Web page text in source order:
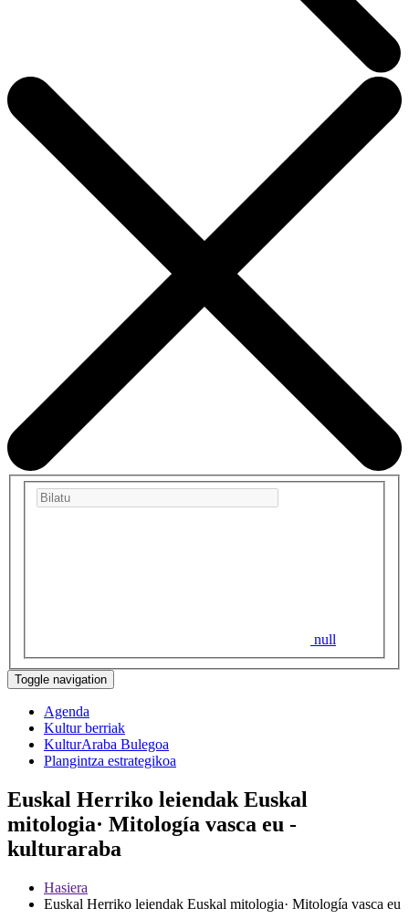
null
Toggle navigation
Agenda
Kultur berriak
KulturAraba Bulegoa
Plangintza estrategikoa
Euskal Herriko leiendak Euskal
mitologia· Mitología vasca eu -
kulturaraba
Hasiera
Euskal Herriko leiendak Euskal mitologia· Mitología vasca eu